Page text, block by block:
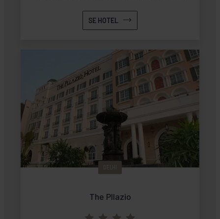
SE HOTEL
DELHI
The Pllazio